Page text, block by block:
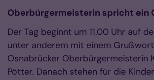
Oberbürgermeisterin spricht ein
Der Tag beginnt um 11.00 Uhr auf
unter anderem mit einem
Osnabrücker Oberbürgermeisterin
Pötter. Danach stehen für die